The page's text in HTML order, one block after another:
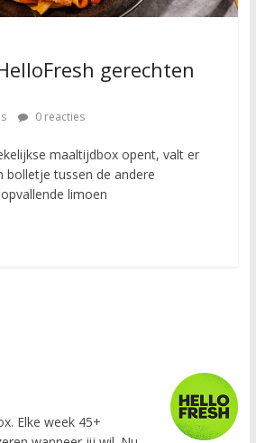
gerechten
0 reacties
maaltijdbox opent, valt er
bolletje tussen de andere
limoen
Elke week 45+